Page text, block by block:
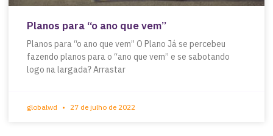
Planos para “o ano que vem”
Planos para “o ano que vem” O Plano Já se percebeu
fazendo planos para o “ano que vem” e se sabotando
logo na largada? Arrastar
globalwd 27 de julho de 2022